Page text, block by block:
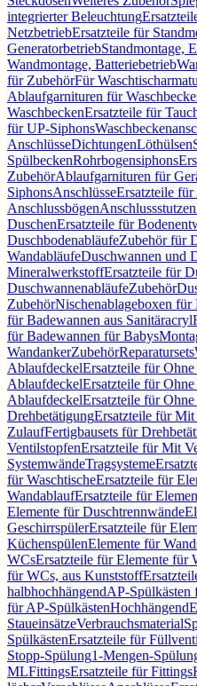
integrierter Beleuchtung
NetzbetriebErsatzteile für
GeneratorbetriebStandmontage,
Wandmontage, Batteriebetrieb
für ZubehörFür
Ablaufgarnituren für
WaschbeckenErsatzteile für
für UP-Siphons
AnschlüsseDichtungenLöthülsen
SpülbeckenRohrbogensiphons
ZubehörAblaufgarnituren für
SiphonsAnschlüsseErsatzteile für
AnschlussbögenAnschlussstutzen
DuschenErsatzteile für
DuschbodenabläufeZubehör für
WandabläufeDuschwannen und
MineralwerkstoffErsatzteile für
DuschwannenabläufeZubehör
ZubehörNischenablageboxen für
für Badewannen aus Sanitäracryl
für Badewannen für Babys
WandankerZubehörReparatursets
AblaufdeckelErsatzteile für
AblaufdeckelErsatzteile für
AblaufdeckelErsatzteile für
DrehbetätigungErsatzteile für
ZulaufFertigbausets für
VentilstopfenErsatzteile für Mit
SystemwändeTragsysteme
für WaschtischeErsatzteile für
WandablaufErsatzteile für
Elemente für Duschtrennwände
GeschirrspülerErsatzteile für
KüchenspülenElemente für
WCsErsatzteile für Elemente für
für WCs, aus Kunststoff
halbhochhängendAP-Spülkästen
für AP-SpülkästenHochhängend
StaueinsätzeVerbrauchsmaterial
SpülkästenErsatzteile für
Stopp-Spülung1-Mengen-
MLFittingsErsatzteile für Fittings